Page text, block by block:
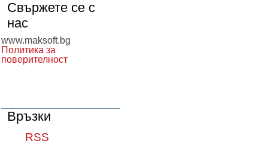
Свържете се с
нас
www.maksoft.bg
Политика за
поверителност
Връзки
RSS